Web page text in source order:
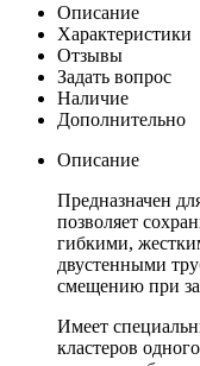
Описание
Характеристики
Отзывы
Задать вопрос
Наличие
Дополнительно
Описание
Предназначен
позволяет
гибкими,
двустенными
смещению при
Имеет
кластеров